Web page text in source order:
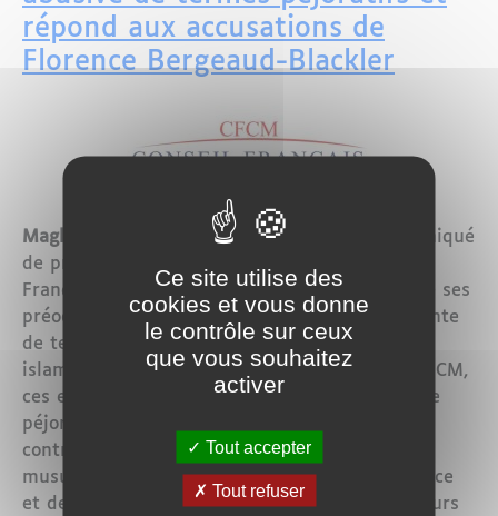
répond aux accusations de
Florence Bergeaud-Blackler
Maglor- Paris, 18 mai 2024- Dans un communiqué
de presse diffusé le 13 mai 2024, le Conseil
Français du Culte Musulman (CFCM) a exprimé ses
préoccupations concernant l’utilisation croissante
de termes flous et mal définis tels que «
islamosphère » et « frérosphère ». Selon le CFCM,
ces expressions, souvent employées de manière
péjorative et sans une définition claire,
contribuent à stigmatiser la communauté
musulmane et alimentent un climat de méfiance
et de division. Le CFCM a ainsi appelé les acteurs
Ce site utilise des
cookies et vous donne
le contrôle sur ceux
que vous souhaitez
activer
Tout accepter
Tout refuser